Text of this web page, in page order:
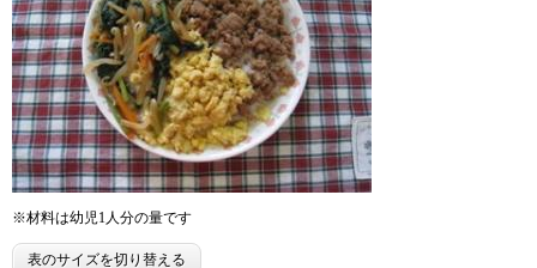
※材料は幼児1人分の量です
表のサイズを切り替える